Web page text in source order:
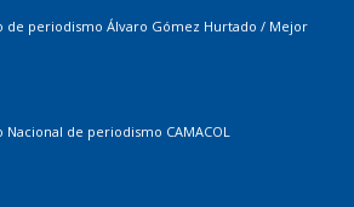
de periodismo Álvaro Gómez Hurtado / Mejor
Nacional de periodismo CAMACOL